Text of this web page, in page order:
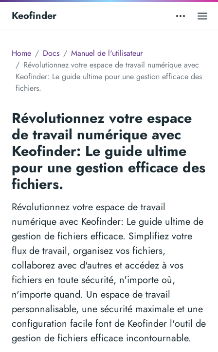
Keofinder
Home Docs
Manuel de l'utilisateur
Révolutionnez votre espace de travail numérique avec
Keofinder: Le guide ultime pour une gestion efficace des
fichiers.
Révolutionnez votre espace
de travail numérique avec
Keofinder: Le guide ultime
pour une gestion efficace des
fichiers.
Révolutionnez votre espace de travail
numérique avec Keofinder: Le guide ultime de
gestion de fichiers efficace. Simplifiez votre
flux de travail, organisez vos fichiers,
collaborez avec d'autres et accédez à vos
fichiers en toute sécurité, n'importe où,
n'importe quand. Un espace de travail
personnalisable, une sécurité maximale et une
configuration facile font de Keofinder l'outil de
gestion de fichiers efficace incontournable.